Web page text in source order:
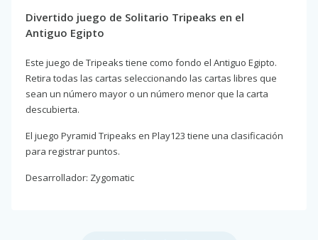
Divertido juego de Solitario Tripeaks en el
Antiguo Egipto
Este juego de Tripeaks tiene como fondo el Antiguo Egipto.
Retira todas las cartas seleccionando las cartas libres que
sean un número mayor o un número menor que la carta
descubierta.
El juego Pyramid Tripeaks en Play123 tiene una clasificación
para registrar puntos.
Desarrollador: Zygomatic